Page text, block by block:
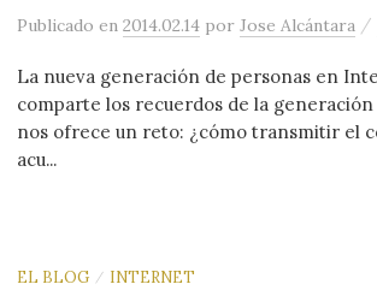
Publicadoen2014.02.14 porJose Alcántara /
La nueva generación de personas en
comparte los recuerdos de la
nos ofrece un reto: ¿cómo transmitir el
acu...
EL BLOG / INTERNET